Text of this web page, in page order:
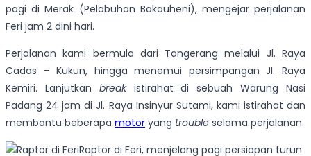
pagi di Merak (Pelabuhan Bakauheni), mengejar perjalanan
Feri jam 2 dini hari.
Perjalanan kami bermula dari Tangerang melalui Jl. Raya
Cadas – Kukun, hingga menemui persimpangan Jl. Raya
Kemiri. Lanjutkan break istirahat di sebuah Warung Nasi
Padang 24 jam di Jl. Raya Insinyur Sutami, kami istirahat dan
membantu beberapa motor yang trouble selama perjalanan.
Raptor di Feri, menjelang pagi persiapan turun